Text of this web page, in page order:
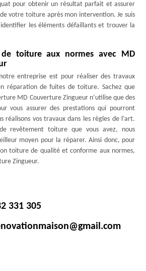
pour obtenir un résultat parfait et assurer
votre toiture après mon intervention. Je suis
les éléments défaillants et trouver la
toiture aux normes avec MD
entreprise est pour réaliser des travaux
réparation de fuites de toiture. Sachez que
MD Couverture Zingueur n’utilise que des
vous assurer des prestations qui pourront
réalisons vos travaux dans les règles de l’art.
revêtement toiture que vous avez, nous
moyen pour la réparer. Ainsi donc, pour
toiture de qualité et conforme aux normes,
Zingueur.
331 305